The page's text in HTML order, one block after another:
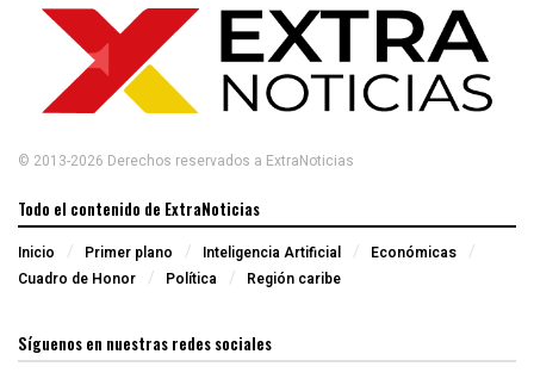
© 2013-2026 Derechos reservados a ExtraNoticias
Todo el contenido de ExtraNoticias
Inicio Primer plano Inteligencia Artificial
Económicas
Cuadro de Honor
Política Región caribe
Síguenos en nuestras redes sociales